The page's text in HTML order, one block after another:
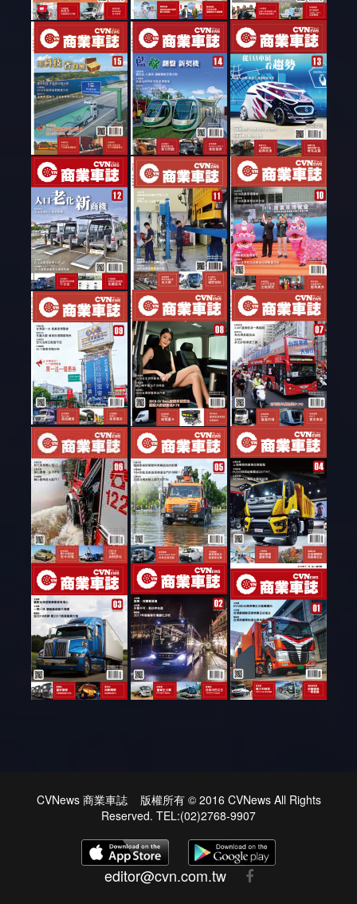
CVNews 商業車誌 版權所有 © 2016 CVNews All Rights
Reserved. TEL:(02)2768-9907
editor@cvn.com.tw